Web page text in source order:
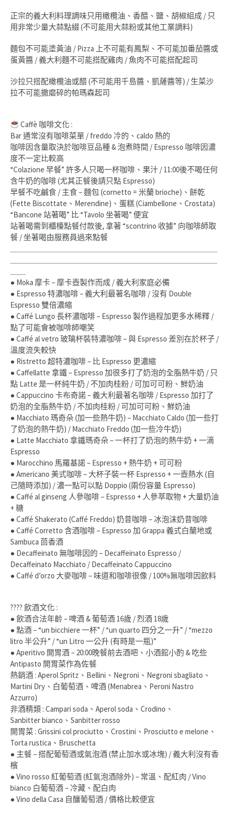
正宗的義大利料理調味只用橄欖油、香醋、鹽、胡椒組成 / 只
用非常少量大蒜點綴 (不可能用大蒜粉或其他工業調料)
麵包不可能塗黃油 / Pizza 上不可能有鳳梨、不可能加番茄醬或
蛋黃醬 / 義大利麵不可能搭配雞肉 / 魚肉不可能搭配起司
沙拉只搭配橄欖油或醋 (不可能用千島醬、凱薩醬等) / 生菜沙
拉不可能撒磨碎的帕瑪森起司
Caffè 咖啡文化 :
Bar 通常沒有咖啡菜單 / freddo 冷的、caldo 熱的
咖啡因含量取決於咖啡豆品種 & 泡煮時間 / Espresso 咖啡因濃
度不一定比較高
“Colazione 早餐” 許多人只喝一杯咖啡、果汁 / 11:00後不喝任何
含牛奶的咖啡 (尤其正餐後請只點 Espresso)
早餐不吃鹹食 / 主食 – 麵包 (cornetto = 米蘭 brioche)、餅乾
(Fette Biscottate、Merendine)、蛋糕 (Ciambellone、Crostata)
“Bancone 站著喝” 比 “Tavolo 坐著喝” 便宜
站著喝需到櫃檯點餐付款後, 拿著 “scontrino 收據” 向咖啡師取
餐 / 坐著喝由服務員過來點餐
● Moka 摩卡 – 摩卡壺製作而成 / 義大利家庭必備
● Espresso 特濃咖啡 – 義大利最著名咖啡 / 沒有 Double
Espresso 雙倍濃縮
● Caffé Lungo 長杯濃咖啡 – Espresso 製作過程加更多水稀釋 /
點了可能會被咖啡師嘲笑
● Caffé al vetro 玻璃杯裝特濃咖啡 – 與 Espresso 差別在於杯子 /
溫度流失較快
● Ristretto 超特濃咖啡 – 比 Espresso 更濃縮
● Caffellatte 拿鐵 – Espresso 加很多打了奶泡的全脂熱牛奶 / 只
點 Latte 是一杯純牛奶 / 不加肉桂粉 / 可加可可粉、鮮奶油
● Cappuccino 卡布奇諾 – 義大利最著名咖啡 / Espresso 加打了
奶泡的全脂熱牛奶 / 不加肉桂粉 / 可加可可粉、鮮奶油
● Macchiato 瑪奇朵 (加一些熱牛奶) – Macchiato Caldo (加一些打
了奶泡的熱牛奶) / Macchiato Freddo (加一些冷牛奶)
● Latte Macchiato 拿鐵瑪奇朵 – 一杯打了奶泡的熱牛奶 + 一滴
Espresso
● Marocchino 馬羅基諾 – Espresso + 熱牛奶 + 可可粉
● Americano 美式咖啡 – 大杯子裝一杯 Espresso + 一壺熱水 (自
己隨時添加) / 濃一點可以點 Doppio (兩份容量 Espresso)
● Caffé al ginseng 人參咖啡 – Espresso + 人參萃取物 + 大量奶油
+ 糖
● Caffé Shakerato (Caffé Freddo) 奶昔咖啡 – 冰泡沫奶昔咖啡
● Caffé Corretto 含酒咖啡 – Espresso 加 Grappa 義式白蘭地或
Sambuca 茴香酒
● Decaffeinato 無咖啡因的 – Decaffeinato Espresso /
Decaffeinato Macchiato / Decaffeinato Cappuccino
● Caffé d’orzo 大麥咖啡 – 味道和咖啡很像 / 100%無咖啡因飲料
???? 飲酒文化 :
● 飲酒合法年齡 – 啤酒 & 葡萄酒 16歲 / 烈酒 18歲
● 點酒 – “un bicchiere 一杯” / “un quarto 四分之一升” / “mezzo
litro 半公升” / “un Litro 一公升 (有時是一瓶)”
● Aperitivo 開胃酒 – 20:00晚餐前去酒吧、小酒館小酌 & 吃些
Antipasto 開胃菜作為佐餐
熱銷酒 : Aperol Spritz、Bellini、Negroni、Negroni sbagliato、
Martini Dry、白葡萄酒、啤酒 (Menabrea、Peroni Nastro
Azzurro)
非酒精類 : Campari soda、Aperol soda、Crodino、
Sanbitter bianco、Sanbitter rosso
開胃菜 : Grissini col prociutto、Crostini、Prosciutto e melone、
Torta rustica、Bruschetta
● 主餐 – 搭配葡萄酒或氣泡酒 (禁止加水或冰塊) / 義大利沒有香
檳
● Vino rosso 紅葡萄酒 (紅氣泡酒除外) – 常溫、配紅肉 / Vino
bianco 白葡萄酒 – 冷藏、配白肉
● Vino della Casa 自釀葡萄酒 / 價格比較便宜